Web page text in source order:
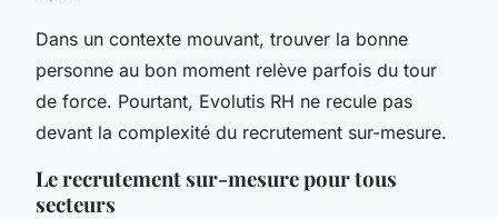
Dans un contexte mouvant, trouver la bonne
personne au bon moment relève parfois du tour
de force. Pourtant, Evolutis RH ne recule pas
devant la complexité du recrutement sur-mesure.
Le recrutement sur-mesure pour tous
secteurs